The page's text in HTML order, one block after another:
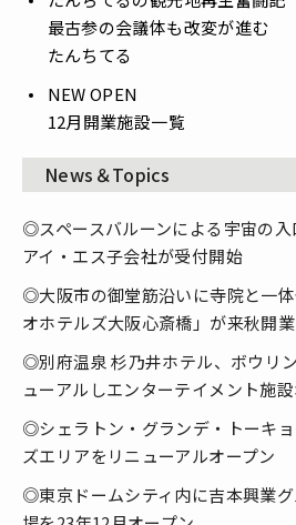
最古参の会議体も改変が進む
たんちてる
NEW OPEN
12月開業施設一覧
News＆Topics
◎スペースバルーンによる宇宙の入
アイ・エス子会社が受付開始
◎大阪市の御堂筋沿いに寺院と一
オホテルズ大阪心斎橋」が来秋開業
◎別府温泉 杉乃井ホテル、ボウリ
ューアルしエンターテイメント施
◎シェラトン・グランデ・トーキ
ズエリアをリニューアルオープン
◎東京ドームシティ内に吉本興業